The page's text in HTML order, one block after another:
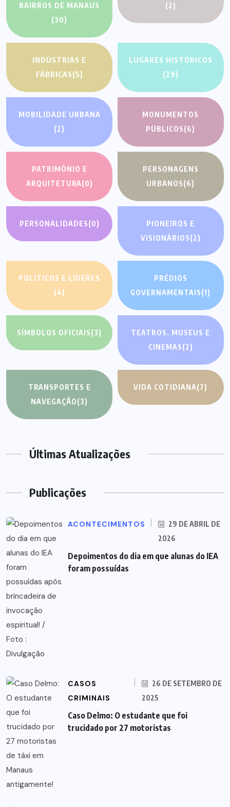
BAIRROS DE MANAUS
(30)
(2)
INDÚSTRIAS E
FÁBRICAS(5)
LUGARES HISTÓRICOS
(29)
MOBILIDADE URBANA
(2)
MONUMENTOS
PÚBLICOS(6)
PATRIMÔNIO E
ARQUITETURA(0)
PERSONAGENS
URBANOS(6)
PERSONALIDADES(0)
PIONEIROS E
VISIONÁRIOS(2)
POLÍTICOS E LÍDERES
(4)
PRÉDIOS
GOVERNAMENTAIS(1)
SÍMBOLOS OFICIAIS(3)
TEATROS, MUSEUS E
CINEMAS(2)
TRANSPORTES E
NAVEGAÇÃO(3)
VIDA COTIDIANA(7)
Últimas Atualizações
Publicações
ACONTECIMENTOS
29 DE ABRIL DE
2026
Depoimentos do dia em que alunas do IEA
foram possuídas
CASOS
CRIMINAIS
26 DE SETEMBRO DE
2025
Caso Delmo: O estudante que foi
trucidado por 27 motoristas